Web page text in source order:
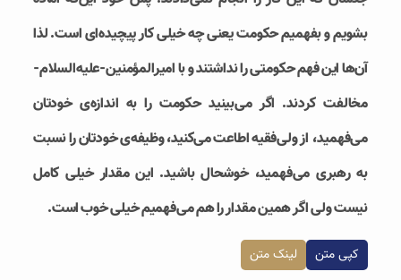
بشویم و بفهمیم حکومت یعنی چه خیلی کار پیچیده‌ای است. لذا
آن‌ها این فهم حکومتی را نداشتند و با امیرالمؤمنین-علیه‌السلام-
مخالفت کردند. اگر می‌بینید حکومت را به اندازه‌ی خودتان
می‌فهمید، از ولی‌فقیه اطاعت می‌کنید، وظیفه‌ی خودتان را نسبت
به رهبری می‌فهمید، خوشحال باشید. این مقدار خیلی کامل
نیست ولی اگر همین مقدار را هم می‌فهمیم خیلی خوب است.
کپی متن لینک متن